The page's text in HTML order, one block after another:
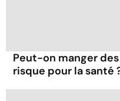
Peut-on manger
risque pour la santé